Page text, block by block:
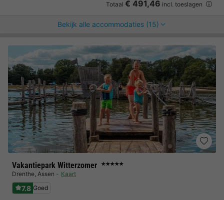
Totaal € 491,46 incl. toeslagen
Bekijk alle accommodaties (15)
Vakantiepark Witterzomer ★★★★★
Drenthe, Assen Kaart
7.8 Goed